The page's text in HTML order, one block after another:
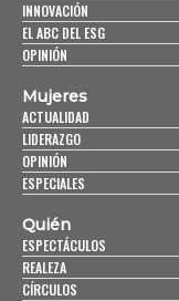
INNOVACIÓN
EL ABC DEL ESG
OPINIÓN
Mujeres
ACTUALIDAD
LIDERAZGO
OPINIÓN
ESPECIALES
Quién
ESPECTÁCULOS
REALEZA
CÍRCULOS